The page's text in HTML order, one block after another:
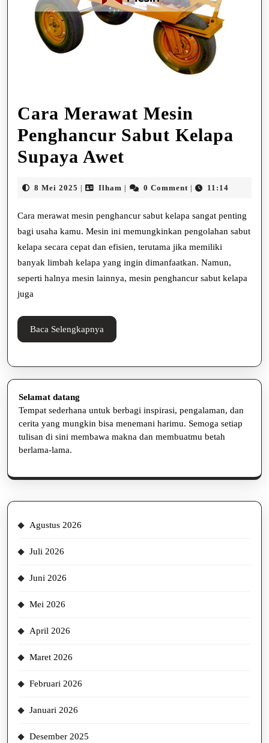
Cara Merawat Mesin
Penghancur Sabut Kelapa
Supaya Awet
Mesin
Penghancur
Sabut
Kelapa
Supaya
8 Mei 2025 8
Ilham Ilham0 Comment 11:14
Cara merawat mesin penghancur sabut kelapa sangat penting
bagi usaha kamu. Mesin ini memungkinkan pengolahan sabut
kelapa secara cepat dan efisien, terutama jika memiliki
banyak limbah kelapa yang ingin dimanfaatkan. Namun,
seperti halnya mesin lainnya, mesin penghancur sabut kelapa
juga
Baca Selengkapnya
Selengkapnya
Selamat datang
Tempat sederhana untuk berbagi inspirasi, pengalaman, dan
cerita yang mungkin bisa menemani harimu. Semoga setiap
tulisan di sini membawa makna dan membuatmu betah
berlama-lama.
Agustus 2026
Juli 2026
Juni 2026
Mei 2026
April 2026
Maret 2026
Februari 2026
Januari 2026
Desember 2025